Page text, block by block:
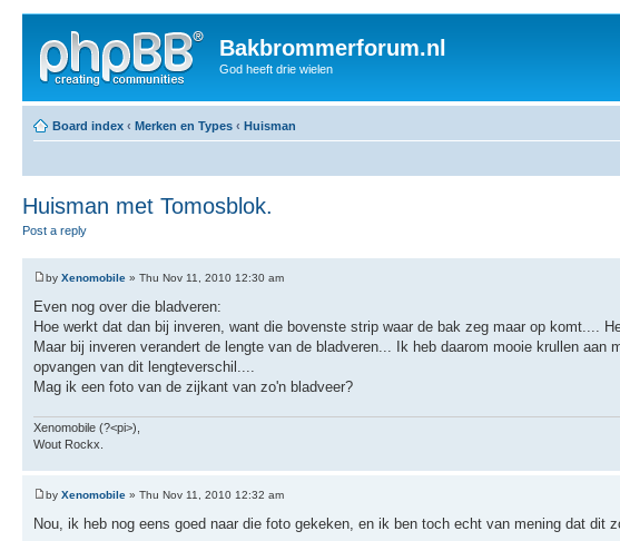
Bakbrommerforum.nl
God heeft drie wielen
Board index ‹ Merken en Types ‹ Huisman
Huisman met Tomosblok.
Post a reply
by Xenomobile » Thu Nov 11, 2010 12:30 am
Even nog over die bladveren:
Hoe werkt dat dan bij inveren, want die bovenste strip waar de bak zeg maar op komt....
Maar bij inveren verandert de lengte van de bladveren... Ik heb daarom mooie krullen
opvangen van dit lengteverschil....
Mag ik een foto van de zijkant van zo'n bladveer?
Xenomobile (?<pi>),
Wout Rockx.
by Xenomobile » Thu Nov 11, 2010 12:32 am
Nou, ik heb nog eens goed naar die foto gekeken, en ik ben toch echt van mening dat dit